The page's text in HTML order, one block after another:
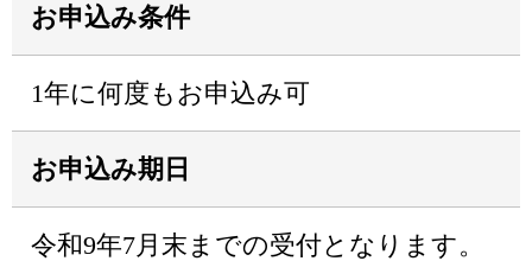
お申込み条件
1年に何度もお申込み可
お申込み期日
令和9年7月末までの受付となります。